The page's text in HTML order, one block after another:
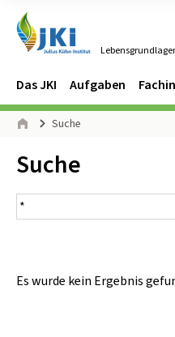
Navigation
Hauptmenü
Das JKI Aufgaben
Seitenpfad
Suche
Inhalt:
Suche
Suchergebnis
Es wurde kein Ergebnis